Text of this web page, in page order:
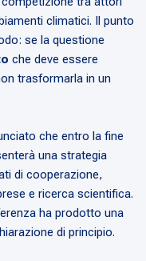
climatici. Il punto
se la questione
che deve essere
trasformarla in un
che entro la fine
una strategia
di cooperazione,
e ricerca scientifica.
ha prodotto una
di principio.